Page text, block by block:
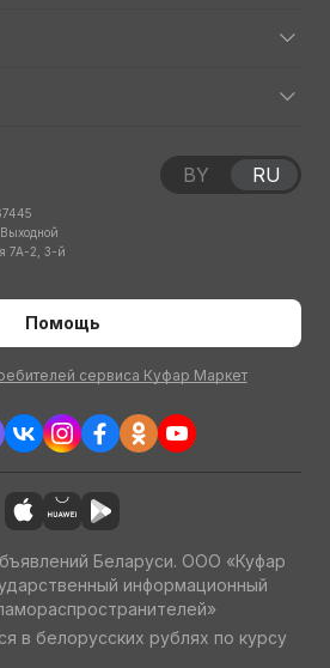
7А-2, 3-й
Помощь
сервиса Куфар Маркет
BY RU
Беларуси. ООО «Куфар
информационный
в белорусских рублях по курсу